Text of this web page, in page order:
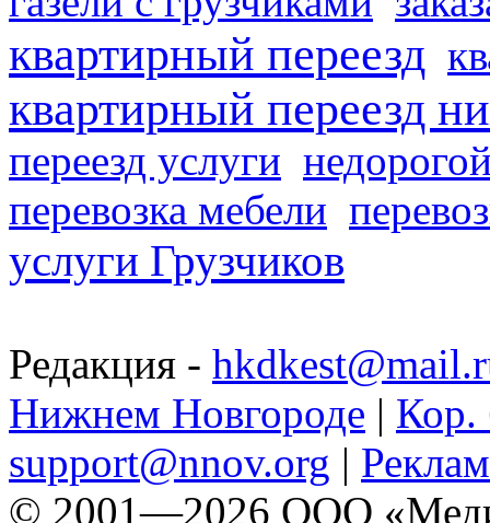
квартирный переезд
квартирный переезд
переезд услуги
перевозка мебели
услуги Грузчиков
Редакция -
Нижнем Новгороде | Кор.
support@nnov.org |
© 2001—2026 ООО